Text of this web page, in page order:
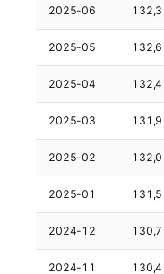
2025-06 132,3
2025-05 132,6
2025-04 132,4
2025-03 131,9
2025-02 132,0
2025-01 131,5
2024-12 130,7
2024-11 130,4